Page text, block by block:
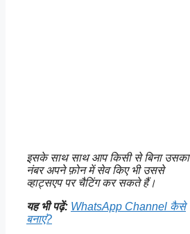
इसके साथ साथ आप किसी से बिना उसका
नंबर अपने फ़ोन में सेव किए भी उससे
व्हाट्सएप पर चैटिंग कर सकते हैं।
यह भी पढ़ें: WhatsApp Channel कैसे
बनाएं?